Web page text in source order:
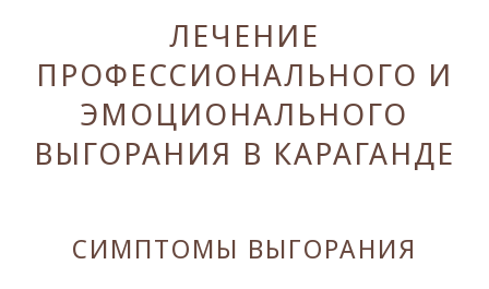
ЛЕЧЕНИЕ
ПРОФЕССИОНАЛЬНОГО И
ЭМОЦИОНАЛЬНОГО
ВЫГОРАНИЯ В КАРАГАНДЕ
СИМПТОМЫ ВЫГОРАНИЯ